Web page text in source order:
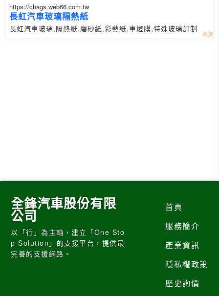
https://chags.web66.com.tw
長虹汽車玻璃隔熱紙
長虹汽車玻璃,隔熱紙,磨砂紙,彩藝紙,車燈膜,特殊玻璃訂制
全鋒汽車股份有限
公司
以「行」為主軸，建立「One Sto
p Solution」的支援平台，提供最
完善的支援網路。
首頁
服務簡介
產業資訊
隱私權政策
歷史詢價